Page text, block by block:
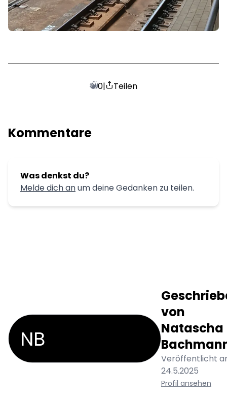
0| Teilen
Kommentare
Was denkst du?
Melde dich anum deine Gedanken zu teilen.
NB
von
Natascha
Veröffentlicht
24.5.2025
Profil ansehen